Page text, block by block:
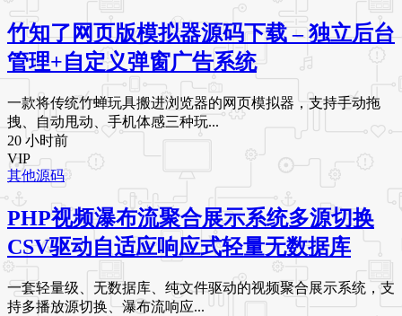
竹知了网页版模拟器源码下载 – 独立后台
管理+自定义弹窗广告系统
一款将传统竹蝉玩具搬进浏览器的网页模拟器，支持手动拖
拽、自动甩动、手机体感三种玩...
20 小时前
VIP
其他源码
PHP视频瀑布流聚合展示系统多源切换
CSV驱动自适应响应式轻量无数据库
一套轻量级、无数据库、纯文件驱动的视频聚合展示系统，支
持多播放源切换、瀑布流响应...